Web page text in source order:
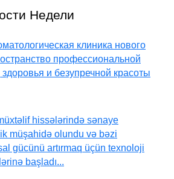
Недели
клиника нового
профессиональной
здоровья и безупречной красоты
hissələrində sənaye
müşahidə olundu və bəzi
gücünü artırmaq üçün texnoloji
başladı...